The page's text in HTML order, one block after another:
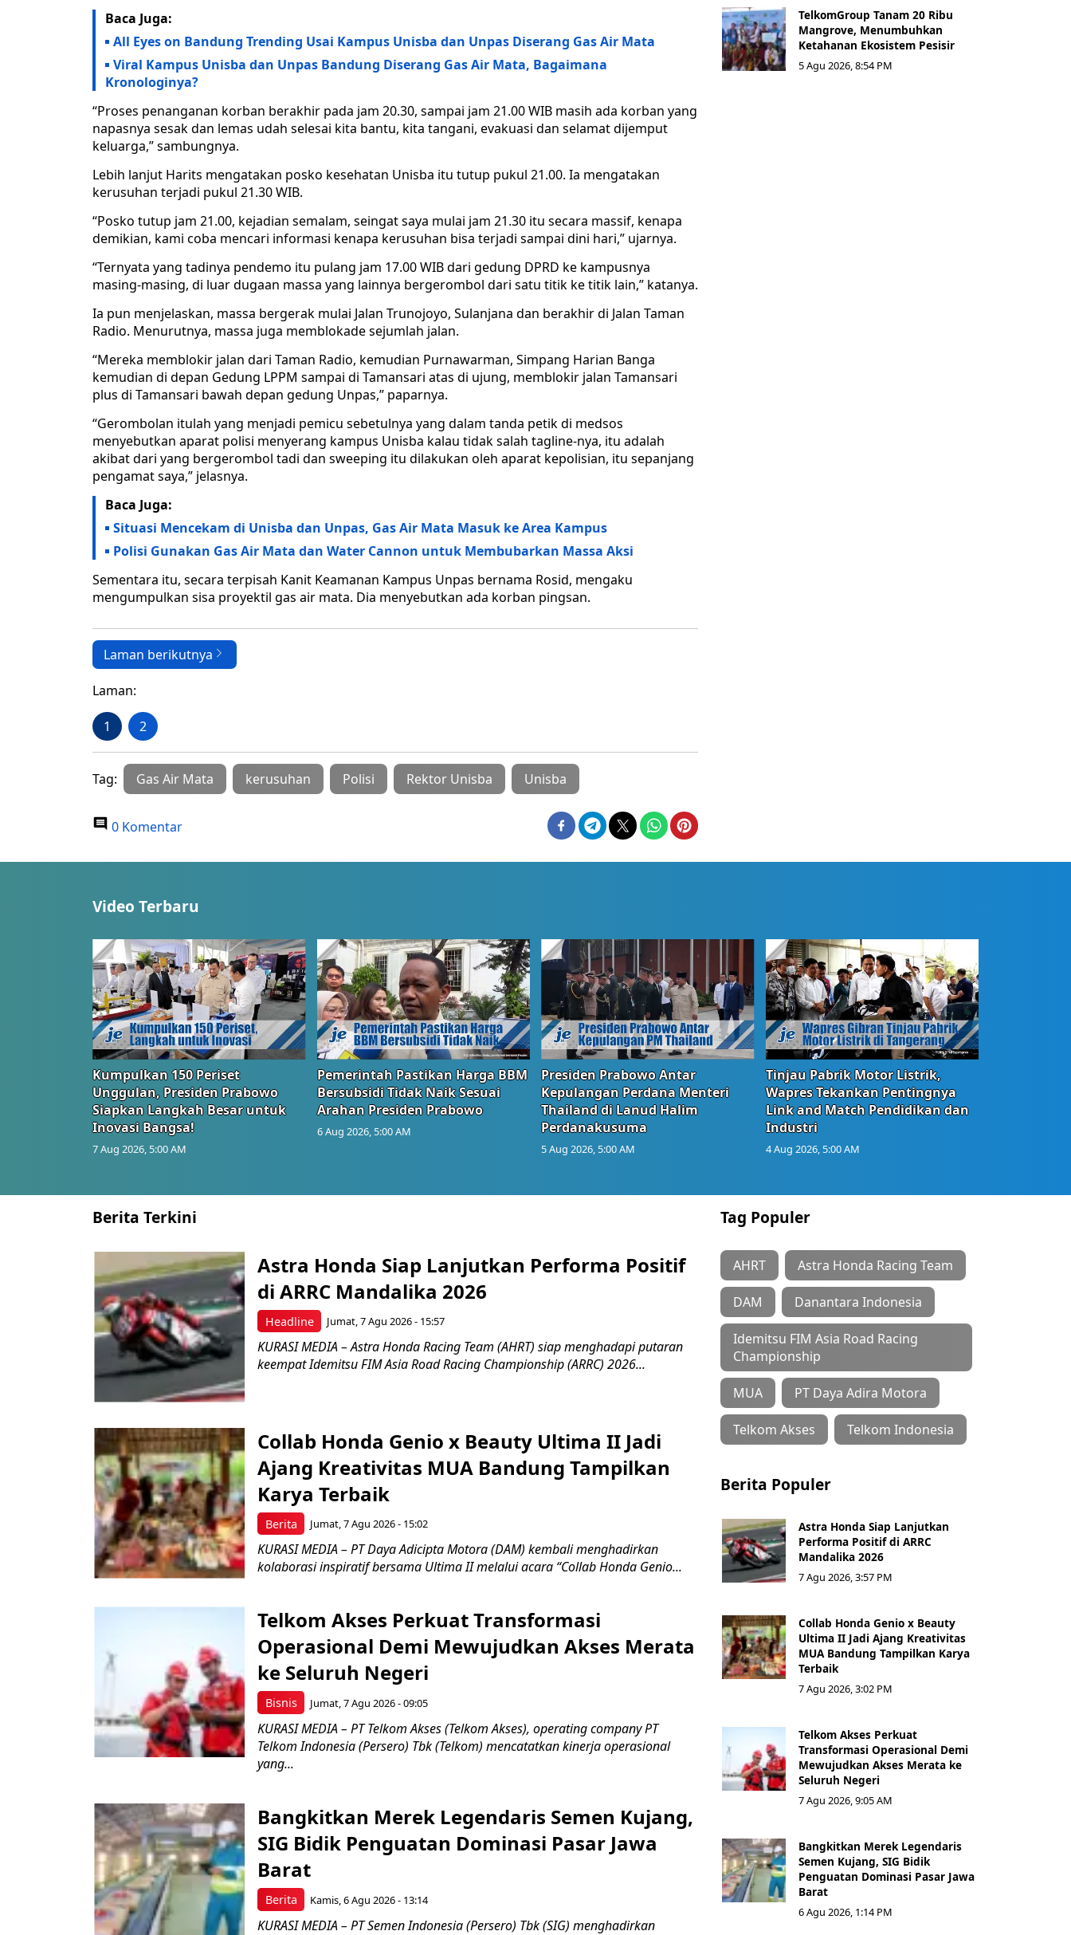
Baca Juga:
All Eyes on Bandung Trending Usai Kampus Unisba dan Unpas Diserang Gas Air Mata
Viral Kampus Unisba dan Unpas Bandung Diserang Gas Air Mata, Bagaimana
Kronologinya?
“Proses penanganan korban berakhir pada jam 20.30, sampai jam 21.00 WIB masih ada korban yang
napasnya sesak dan lemas udah selesai kita bantu, kita tangani, evakuasi dan selamat dijemput
keluarga,” sambungnya.
Lebih lanjut Harits mengatakan posko kesehatan Unisba itu tutup pukul 21.00. Ia mengatakan
kerusuhan terjadi pukul 21.30 WIB.
“Posko tutup jam 21.00, kejadian semalam, seingat saya mulai jam 21.30 itu secara massif, kenapa
demikian, kami coba mencari informasi kenapa kerusuhan bisa terjadi sampai dini hari,” ujarnya.
“Ternyata yang tadinya pendemo itu pulang jam 17.00 WIB dari gedung DPRD ke kampusnya
masing-masing, di luar dugaan massa yang lainnya bergerombol dari satu titik ke titik lain,” katanya.
Ia pun menjelaskan, massa bergerak mulai Jalan Trunojoyo, Sulanjana dan berakhir di Jalan Taman
Radio. Menurutnya, massa juga memblokade sejumlah jalan.
“Mereka memblokir jalan dari Taman Radio, kemudian Purnawarman, Simpang Harian Banga
kemudian di depan Gedung LPPM sampai di Tamansari atas di ujung, memblokir jalan Tamansari
plus di Tamansari bawah depan gedung Unpas,” paparnya.
“Gerombolan itulah yang menjadi pemicu sebetulnya yang dalam tanda petik di medsos
menyebutkan aparat polisi menyerang kampus Unisba kalau tidak salah tagline-nya, itu adalah
akibat dari yang bergerombol tadi dan sweeping itu dilakukan oleh aparat kepolisian, itu sepanjang
pengamat saya,” jelasnya.
Baca Juga:
Situasi Mencekam di Unisba dan Unpas, Gas Air Mata Masuk ke Area Kampus
Polisi Gunakan Gas Air Mata dan Water Cannon untuk Membubarkan Massa Aksi
Sementara itu, secara terpisah Kanit Keamanan Kampus Unpas bernama Rosid, mengaku
mengumpulkan sisa proyektil gas air mata. Dia menyebutkan ada korban pingsan.
Laman berikutnya
Laman:
1 2
Tag: Gas Air Mata kerusuhan Polisi Rektor Unisba Unisba
0 Komentar
TelkomGroup Tanam 20 Ribu
Mangrove, Menumbuhkan
Ketahanan Ekosistem Pesisir
5 Agu 2026, 8:54 PM
Video Terbaru
Kumpulkan 150 Periset
Unggulan, Presiden Prabowo
Siapkan Langkah Besar untuk
Inovasi Bangsa!
7 Aug 2026, 5:00 AM
Pemerintah Pastikan Harga BBM
Bersubsidi Tidak Naik Sesuai
Arahan Presiden Prabowo
6 Aug 2026, 5:00 AM
Presiden Prabowo Antar
Kepulangan Perdana Menteri
Thailand di Lanud Halim
Perdanakusuma
5 Aug 2026, 5:00 AM
Tinjau Pabrik Motor Listrik,
Wapres Tekankan Pentingnya
Link and Match Pendidikan dan
Industri
4 Aug 2026, 5:00 AM
Berita Terkini
Headline
Astra Honda Siap Lanjutkan Performa Positif
di ARRC Mandalika 2026
Jumat, 7 Agu 2026 - 15:57
KURASI MEDIA – Astra Honda Racing Team (AHRT) siap menghadapi putaran
keempat Idemitsu FIM Asia Road Racing Championship (ARRC) 2026...
Berita
Collab Honda Genio x Beauty Ultima II Jadi
Ajang Kreativitas MUA Bandung Tampilkan
Karya Terbaik
Jumat, 7 Agu 2026 - 15:02
KURASI MEDIA – PT Daya Adicipta Motora (DAM) kembali menghadirkan
kolaborasi inspiratif bersama Ultima II melalui acara “Collab Honda Genio...
Bisnis
Telkom Akses Perkuat Transformasi
Operasional Demi Mewujudkan Akses Merata
ke Seluruh Negeri
Jumat, 7 Agu 2026 - 09:05
KURASI MEDIA – PT Telkom Akses (Telkom Akses), operating company PT
Telkom Indonesia (Persero) Tbk (Telkom) mencatatkan kinerja operasional
yang...
Berita
Bangkitkan Merek Legendaris Semen Kujang,
SIG Bidik Penguatan Dominasi Pasar Jawa
Barat
Kamis, 6 Agu 2026 - 13:14
KURASI MEDIA – PT Semen Indonesia (Persero) Tbk (SIG) menghadirkan
Tag Populer
AHRT Astra Honda Racing Team
DAM Danantara Indonesia
Idemitsu FIM Asia Road Racing
Championship
MUA PT Daya Adira Motora
Telkom Akses Telkom Indonesia
Berita Populer
Astra Honda Siap Lanjutkan
Performa Positif di ARRC
Mandalika 2026
7 Agu 2026, 3:57 PM
Collab Honda Genio x Beauty
Ultima II Jadi Ajang Kreativitas
MUA Bandung Tampilkan Karya
Terbaik
7 Agu 2026, 3:02 PM
Telkom Akses Perkuat
Transformasi Operasional Demi
Mewujudkan Akses Merata ke
Seluruh Negeri
7 Agu 2026, 9:05 AM
Bangkitkan Merek Legendaris
Semen Kujang, SIG Bidik
Penguatan Dominasi Pasar Jawa
Barat
6 Agu 2026, 1:14 PM